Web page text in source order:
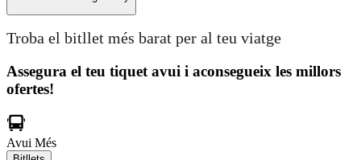
Troba el bitllet més barat per al teu viatge
Assegura el teu tiquet avui i aconsegueix les millors
ofertes!
Avui Més